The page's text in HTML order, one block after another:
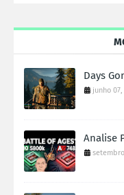
Days
junho 07,
Analise